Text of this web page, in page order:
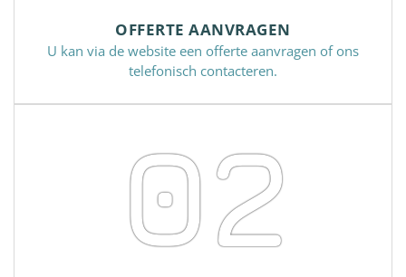
OFFERTE AANVRAGEN
U kan via de website een offerte aanvragen of ons
telefonisch contacteren.
02